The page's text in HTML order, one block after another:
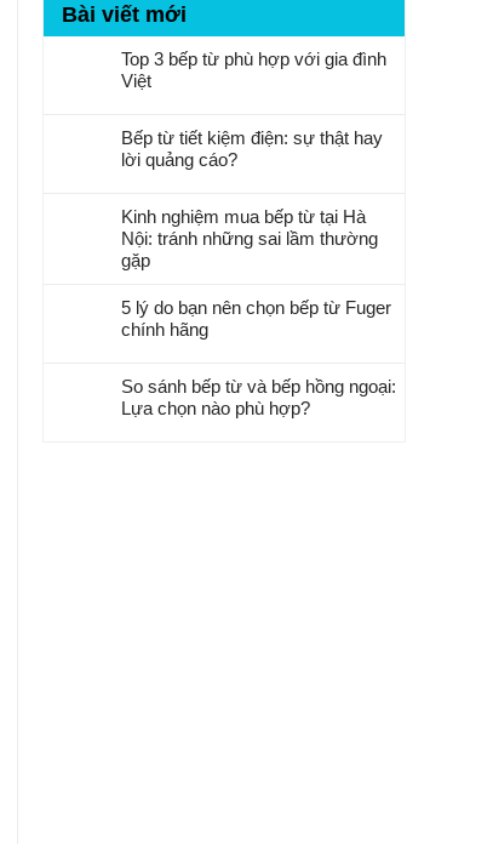
Bài viết mới
Top 3 bếp từ phù hợp với gia đình
Việt
Bếp từ tiết kiệm điện: sự thật hay
lời quảng cáo?
Kinh nghiệm mua bếp từ tại Hà
Nội: tránh những sai lầm thường
gặp
5 lý do bạn nên chọn bếp từ Fuger
chính hãng
So sánh bếp từ và bếp hồng ngoại:
Lựa chọn nào phù hợp?